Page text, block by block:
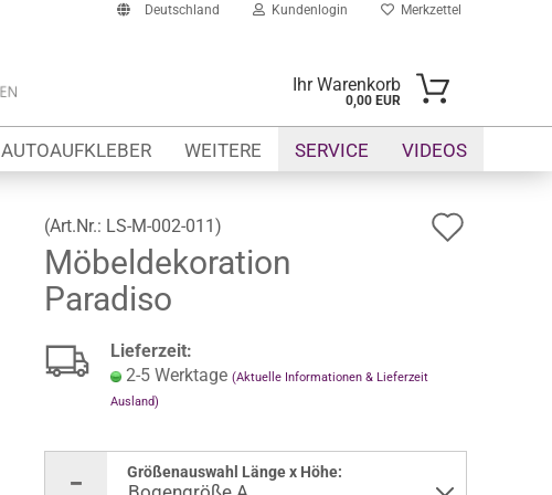
Deutschland Kundenlogin
E-Mail
Passwort
Konto erstellen
Merkzettel
Ihr Warenkorb
0,00 EUR
AUTOAUFKLEBER SERVICE VIDEOS
WEITERE
(Art.Nr.: LS-M-002-011)
Möbeldekoration
Paradiso
Lieferzeit:
2-5 Werktage (Aktuelle Informationen & Lieferzeit
Ausland)
Größenauswahl Länge x Höhe: